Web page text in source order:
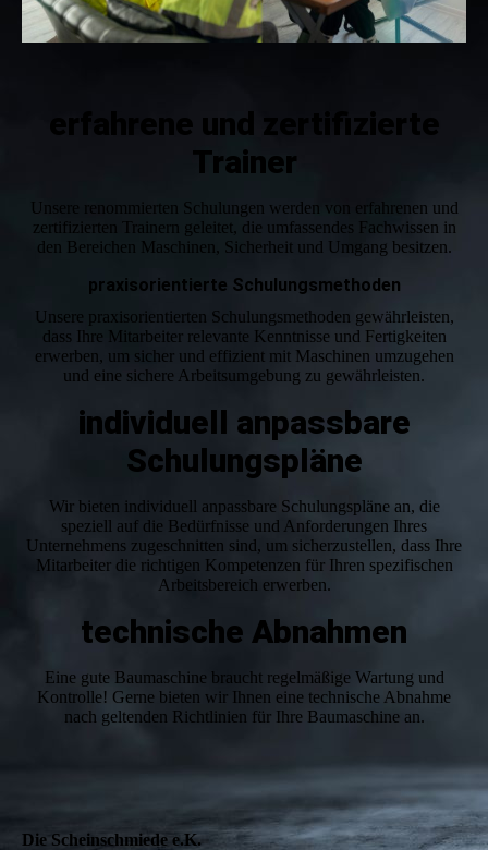
erfahrene und zertifizierte
Trainer
Unsere renommierten Schulungen werden von erfahrenen und
zertifizierten Trainern geleitet, die umfassendes Fachwissen in
den Bereichen Maschinen, Sicherheit und Umgang besitzen.
praxisorientierte Schulungsmethoden
Unsere praxisorientierten Schulungsmethoden gewährleisten,
dass Ihre Mitarbeiter relevante Kenntnisse und Fertigkeiten
erwerben, um sicher und effizient mit Maschinen umzugehen
und eine sichere Arbeitsumgebung zu gewährleisten.
individuell anpassbare
Schulungspläne
Wir bieten individuell anpassbare Schulungspläne an, die
speziell auf die Bedürfnisse und Anforderungen Ihres
Unternehmens zugeschnitten sind, um sicherzustellen, dass Ihre
Mitarbeiter die richtigen Kompetenzen für Ihren spezifischen
Arbeitsbereich erwerben.
technische Abnahmen
Eine gute Baumaschine braucht regelmäßige Wartung und
Kontrolle! Gerne bieten wir Ihnen eine technische Abnahme
nach geltenden Richtlinien für Ihre Baumaschine an.
Die Scheinschmiede e.K.